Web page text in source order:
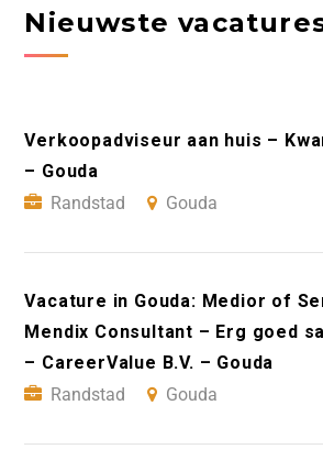
Nieuwste
Verkoopadviseur aan huis –
– Gouda
Randstad
Gouda
Vacature in Gouda: Medior of
Mendix Consultant – Erg goed
– CareerValue B.V. – Gouda
Randstad
Gouda